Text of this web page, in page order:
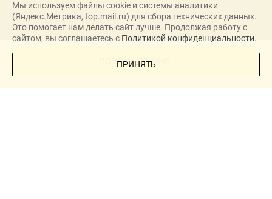
Застройщики
Ипотека
Полезная информация
Видеообзоры ЖК
ПОЗВОНИТЕ МНЕ
Мы используем файлы cookie и системы аналитики
(Яндекс.Метрика, top.mail.ru) для сбора технических данных.
Это помогает нам делать сайт лучше. Продолжая работу с
сайтом, вы соглашаетесь с Политикой конфиденциальности.
ПРИНЯТЬ